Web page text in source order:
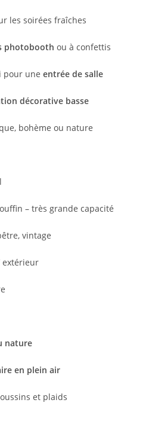
les soirées fraîches
photobooth ou à confettis
pour uneentrée de salle
décorative basse
bohème ou nature
– très grande capacité
vintage
nature
en plein air
et plaids